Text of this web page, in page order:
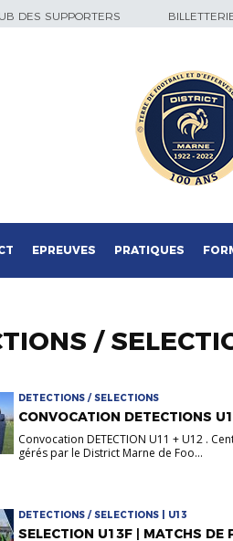
DES SUPPORTERS
EPREUVES PRATIQUES
/
DETECTIONS / SELECTIONS
CONVOCATION DETECTIONS
Convocation DETECTION U11 + U12 .
gérés par le District Marne de Foo...
DETECTIONS / SELECTIONS | U13
SELECTION U13F | MATCHS DE